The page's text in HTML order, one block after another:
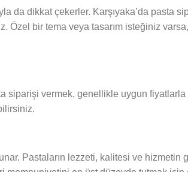
da dikkat çekerler. Karşıyaka’da pasta
Özel bir tema veya tasarım isteğiniz
siparişi vermek, genellikle uygun fiyatlarla
Pastaların lezzeti, kalitesi ve hizmetin